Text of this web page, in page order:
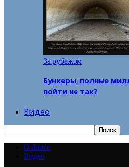
За рубежом
Бункеры, полные
пойти не так?
Видео
О блоге
Видео